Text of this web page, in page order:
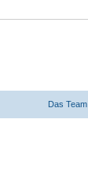
Das Team